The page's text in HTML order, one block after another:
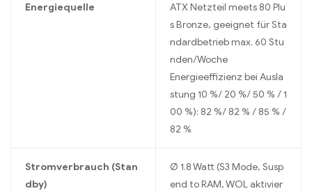
Energiequelle
ATX Netzteil meets 80 Plu
s Bronze, geeignet für Sta
ndardbetrieb max. 60 Stu
nden/Woche
Energieeffizienz bei Ausla
stung 10 %/ 20 %/ 50 % / 1
00 %): 82 %/ 82 % / 85 % /
82 %
Stromverbrauch (Stan
dby)
Ø 1.8 Watt (S3 Mode, Susp
end to RAM, WOL aktivier